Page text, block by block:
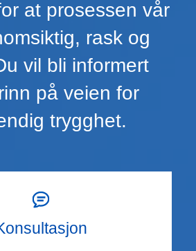
at prosessen vår
rask og
vil bli informert
på veien for
trygghet.